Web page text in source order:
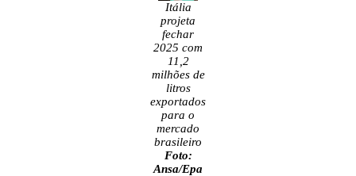
Itália
projeta
fechar
2025 com
11,2
milhões de
litros
exportados
para o
mercado
brasileiro
Foto:
Ansa/Epa